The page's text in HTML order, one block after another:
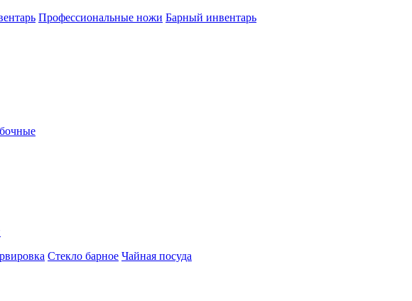
Профессиональные ножи Барный инвентарь
Стекло барное Чайная посуда